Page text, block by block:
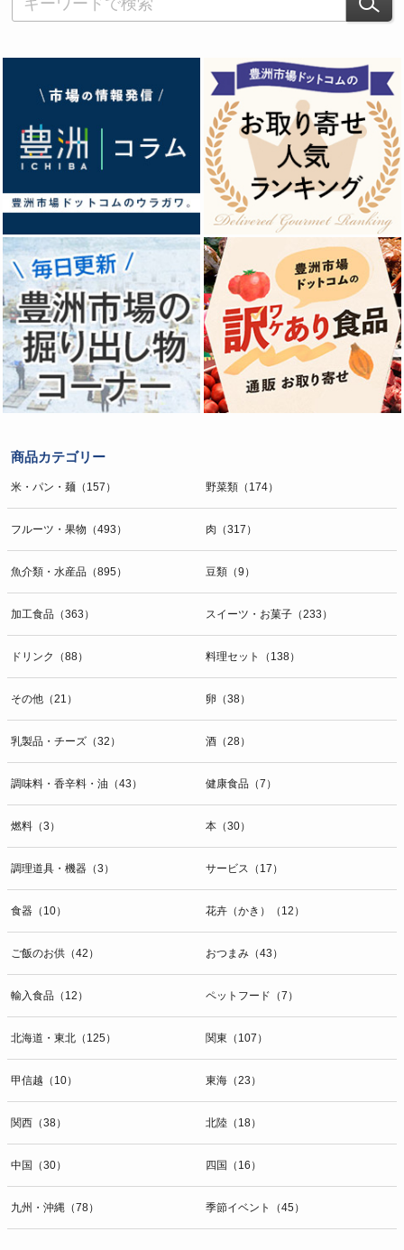
商品カテゴリー
米・パン・麺（157） 野菜類（174）
フルーツ・果物（493） 肉（317）
魚介類・水産品（895） 豆類（9）
加工食品（363） スイーツ・お菓子（233）
ドリンク（88） 料理セット（138）
その他（21） 卵（38）
乳製品・チーズ（32） 酒（28）
調味料・香辛料・油（43） 健康食品（7）
燃料（3） 本（30）
調理道具・機器（3） サービス（17）
食器（10） 花卉（かき）（12）
ご飯のお供（42） おつまみ（43）
輸入食品（12） ペットフード（7）
北海道・東北（125） 関東（107）
甲信越（10） 東海（23）
関西（38） 北陸（18）
中国（30） 四国（16）
九州・沖縄（78） 季節イベント（45）